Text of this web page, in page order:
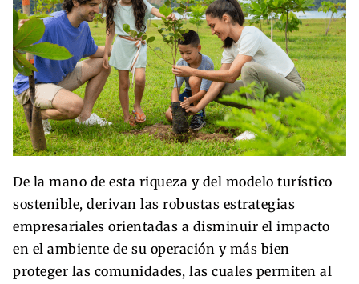
De la mano de esta riqueza y del modelo turístico
sostenible, derivan las robustas estrategias
empresariales orientadas a disminuir el impacto
en el ambiente de su operación y más bien
proteger las comunidades, las cuales permiten al